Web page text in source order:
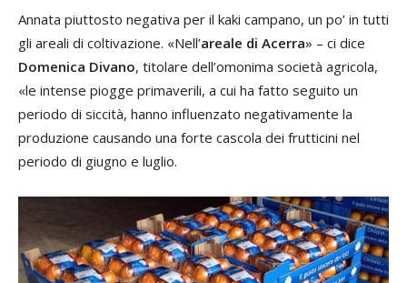
Annata piuttosto negativa per il kaki campano, un po’ in tutti
gli areali di coltivazione. «Nell’areale di Acerra» – ci dice
Domenica Divano, titolare dell’omonima società agricola,
«le intense piogge primaverili, a cui ha fatto seguito un
periodo di siccità, hanno influenzato negativamente la
produzione causando una forte cascola dei frutticini nel
periodo di giugno e luglio.